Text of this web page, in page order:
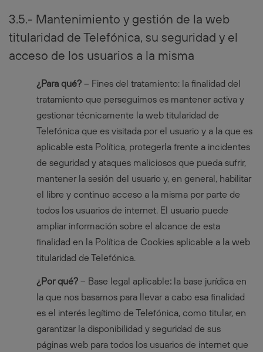
3.5.- Mantenimiento y gestión de la web
titularidad de Telefónica, su seguridad y el
acceso de los usuarios a la misma
¿Para qué? – Fines del tratamiento: la finalidad del
tratamiento que perseguimos es mantener activa y
gestionar técnicamente la web titularidad de
Telefónica que es visitada por el usuario y a la que es
aplicable esta Política, protegerla frente a incidentes
de seguridad y ataques maliciosos que pueda sufrir,
mantener la sesión del usuario y, en general, habilitar
el libre y continuo acceso a la misma por parte de
todos los usuarios de internet. El usuario puede
ampliar información sobre el alcance de esta
finalidad en la Política de Cookies aplicable a la web
titularidad de Telefónica.
¿Por qué? – Base legal aplicable: la base jurídica en
la que nos basamos para llevar a cabo esa finalidad
es el interés legítimo de Telefónica, como titular, en
garantizar la disponibilidad y seguridad de sus
páginas web para todos los usuarios de internet que